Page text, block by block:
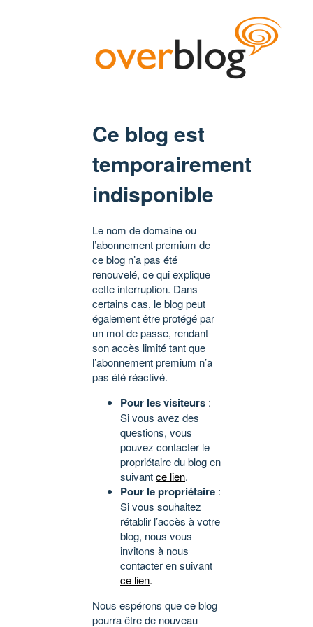
Ce blog est
temporairement
indisponible
Le nom de domaine ou
l’abonnement premium de
ce blog n’a pas été
renouvelé, ce qui explique
cette interruption. Dans
certains cas, le blog peut
également être protégé par
un mot de passe, rendant
son accès limité tant que
l’abonnement premium n’a
pas été réactivé.
Pour les visiteurs :
Si vous avez des
questions, vous
pouvez contacter le
propriétaire du blog en
suivantce lien.
Pour le propriétaire :
Si vous souhaitez
rétablir l’accès à votre
blog, nous vous
invitons à nous
contacter en suivant
ce lien.
Nous espérons que ce blog
pourra être de nouveau